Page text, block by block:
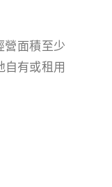
營面積至少
自有或租用